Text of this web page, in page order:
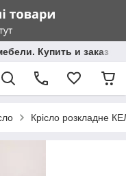
Купить и заказ
Крісло розкладне